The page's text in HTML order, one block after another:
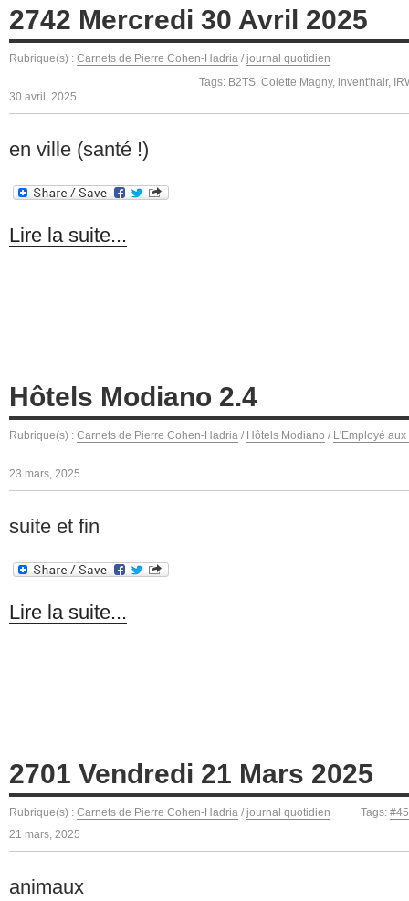
2742 Mercredi 30 Avril 2025
Rubrique(s) : Carnets de Pierre Cohen-Hadria / journal quotidien
Tags: B2TS, Colette Magny, invent'hair,
30 avril, 2025
en ville (santé !)
Lire la suite...
Hôtels Modiano 2.4
Rubrique(s) : Carnets de Pierre Cohen-Hadria / Hôtels Modiano / L'Employé
23 mars, 2025
suite et fin
Lire la suite...
2701 Vendredi 21 Mars 2025
Rubrique(s) : Carnets de Pierre Cohen-Hadria / journal quotidien Tags:
21 mars, 2025
animaux